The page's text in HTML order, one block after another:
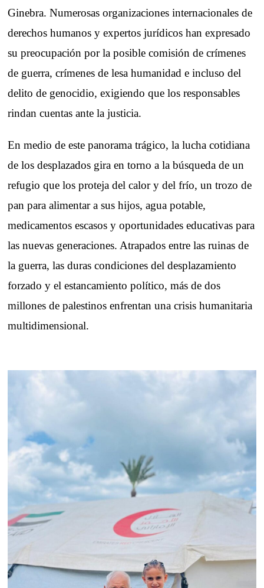
Ginebra. Numerosas organizaciones internacionales de
derechos humanos y expertos jurídicos han expresado
su preocupación por la posible comisión de crímenes
de guerra, crímenes de lesa humanidad e incluso del
delito de genocidio, exigiendo que los responsables
rindan cuentas ante la justicia.
En medio de este panorama trágico, la lucha cotidiana
de los desplazados gira en torno a la búsqueda de un
refugio que los proteja del calor y del frío, un trozo de
pan para alimentar a sus hijos, agua potable,
medicamentos escasos y oportunidades educativas para
las nuevas generaciones. Atrapados entre las ruinas de
la guerra, las duras condiciones del desplazamiento
forzado y el estancamiento político, más de dos
millones de palestinos enfrentan una crisis humanitaria
multidimensional.